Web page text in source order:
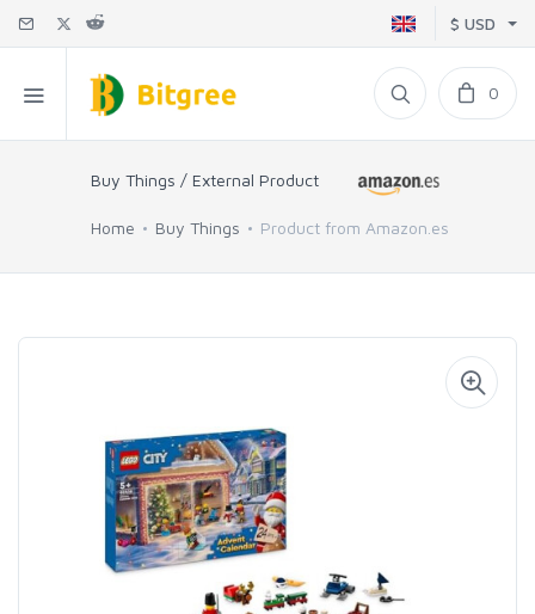
$ USD
0
Buy Things / External Product
Home Buy Things Product from Amazon.es